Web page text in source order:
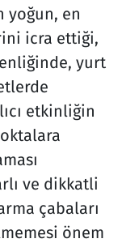
yoğun, en
icra ettiği,
yurt
etkinliğin
ve dikkatli
çabaları
önem